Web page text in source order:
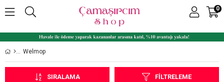
0
Welmop
FILTRELEME
SIRALAMA